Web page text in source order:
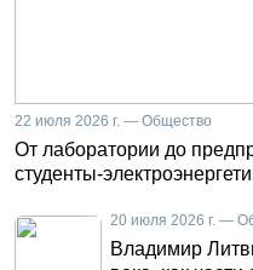
22 июля 2026 г. — Общество
От лаборатории до
студенты-
20 июля 2026 г. —
Владимир